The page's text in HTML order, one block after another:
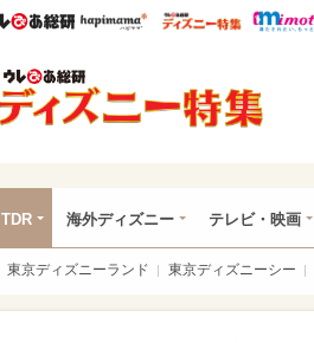
ウレぴあ総研ハピママ* ウレぴ
TDR 海外ディズニー テレビ・映画
東京ディズニーランド 東京ディズニーシー